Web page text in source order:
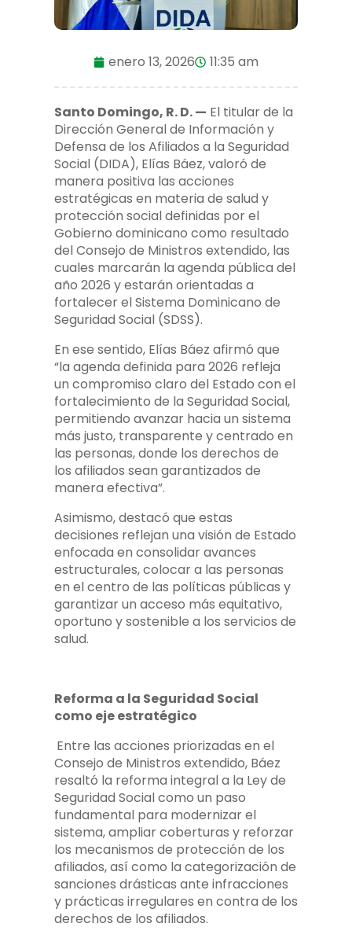
enero 13, 2026 11:35 am
Santo Domingo, R. D. — El titular de la
Dirección General de Información y
Defensa de los Afiliados a la Seguridad
Social (DIDA), Elías Báez, valoró de
manera positiva las acciones
estratégicas en materia de salud y
protección social definidas por el
Gobierno dominicano como resultado
del Consejo de Ministros extendido, las
cuales marcarán la agenda pública del
año 2026 y estarán orientadas a
fortalecer el Sistema Dominicano de
Seguridad Social (SDSS).
En ese sentido, Elías Báez afirmó que
“la agenda definida para 2026 refleja
un compromiso claro del Estado con el
fortalecimiento de la Seguridad Social,
permitiendo avanzar hacia un sistema
más justo, transparente y centrado en
las personas, donde los derechos de
los afiliados sean garantizados de
manera efectiva”.
Asimismo, destacó que estas
decisiones reflejan una visión de Estado
enfocada en consolidar avances
estructurales, colocar a las personas
en el centro de las políticas públicas y
garantizar un acceso más equitativo,
oportuno y sostenible a los servicios de
salud.
Reforma a la Seguridad Social
como eje estratégico
Entre las acciones priorizadas en el
Consejo de Ministros extendido, Báez
resaltó la reforma integral a la Ley de
Seguridad Social como un paso
fundamental para modernizar el
sistema, ampliar coberturas y reforzar
los mecanismos de protección de los
afiliados, así como la categorización de
sanciones drásticas ante infracciones
y prácticas irregulares en contra de los
derechos de los afiliados.